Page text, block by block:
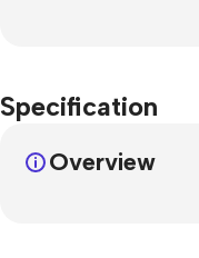
Specification
Overview